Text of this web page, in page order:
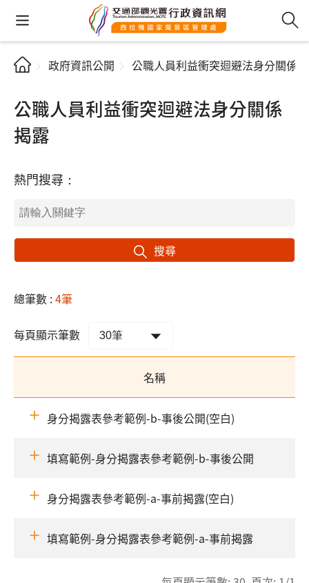
政府資訊公開 公職人員利益衝突迴避法身分關係
公職人員利益衝突迴避法身分關係
揭露
熱門搜尋：
搜尋
總筆數 :4筆
每頁顯示筆數
名稱
身分揭露表參考範例-b-事後公開(空白)
填寫範例-身分揭露表參考範例-b-事後公開
身分揭露表參考範例-a-事前揭露(空白)
填寫範例-身分揭露表參考範例-a-事前揭露